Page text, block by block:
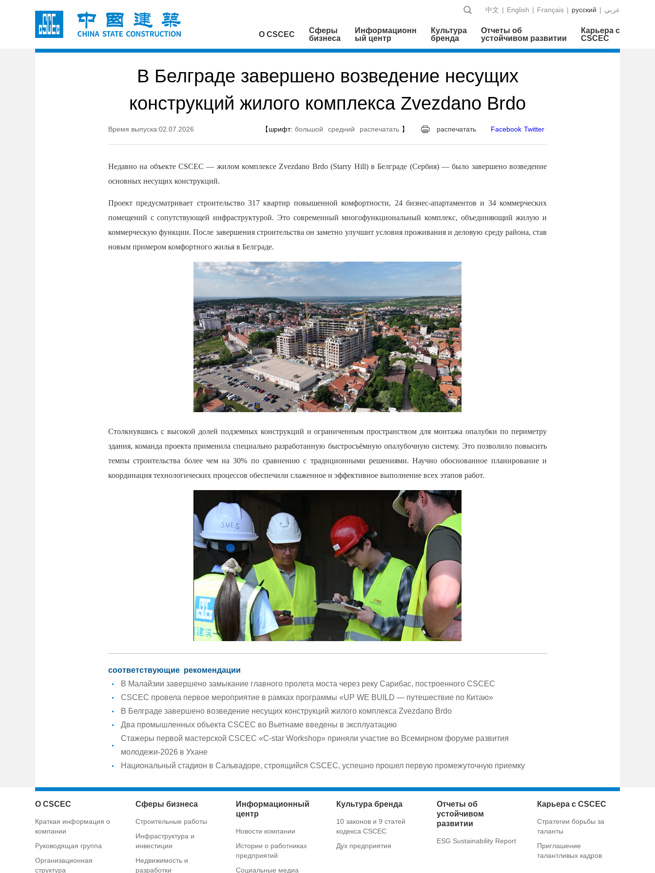
中文 | English | Français | русский | عربي
О CSCEC
Сферы
бизнеса
Информационн
ый центр
Культура
бренда
Отчеты об
устойчивом развитии
Карьера с
CSCEC
В Белграде завершено возведение несущих
конструкций жилого комплекса Zvezdano Brdo
Время выпуска:02.07.2026 【шрифт: большой средний распечатать 】 распечатать Facebook Twitter
Недавно на объекте CSCEC — жилом комплексе Zvezdano Brdo (Starry Hill) в Белграде (Сербия) — было завершено возведение
основных несущих конструкций.
Проект предусматривает строительство 317 квартир повышенной комфортности, 24 бизнес-апартаментов и 34 коммерческих
помещений с сопутствующей инфраструктурой. Это современный многофункциональный комплекс, объединяющий жилую и
коммерческую функции. После завершения строительства он заметно улучшит условия проживания и деловую среду района, став
новым примером комфортного жилья в Белграде.
Столкнувшись с высокой долей подземных конструкций и ограниченным пространством для монтажа опалубки по периметру
здания, команда проекта применила специально разработанную быстросъёмную опалубочную систему. Это позволило повысить
темпы строительства более чем на 30% по сравнению с традиционными решениями. Научно обоснованное планирование и
координация технологических процессов обеспечили слаженное и эффективное выполнение всех этапов работ.
соответствующие рекомендации
В Малайзии завершено замыкание главного пролета моста через реку Сарибас, построенного CSCEC
CSCEC провела первое мероприятие в рамках программы «UP WE BUILD — путешествие по Китаю»
В Белграде завершено возведение несущих конструкций жилого комплекса Zvezdano Brdo
Два промышленных объекта CSCEC во Вьетнаме введены в эксплуатацию
Стажеры первой мастерской CSCEC «C-star Workshop» приняли участие во Всемирном форуме развития
молодежи-2026 в Ухане
Национальный стадион в Сальвадоре, строящийся CSCEC, успешно прошел первую промежуточную приемку
О CSCEC
Краткая информация о
компании
Руководящая группа
Организационная
структура
Сферы бизнеса
Строительные работы
Инфраструктура и
инвестиции
Недвижимость и
разработки
Информационный
центр
Новости компании
Истории о работниках
предприятий
Социальные медиа
Культура бренда
10 законов и 9 статей
кодекса CSCEC
Дух предприятия
Отчеты об
устойчивом
развитии
ESG Sustainability Report
Карьера с CSCEC
Стратегии борьбы за
таланты
Приглашение
талантливых кадров